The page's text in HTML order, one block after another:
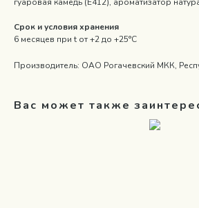
Срок и условия хранения
6 месяцев при t от +2 до +25°С
Производитель: ОАО Рогачевский МКК,
Вас может также